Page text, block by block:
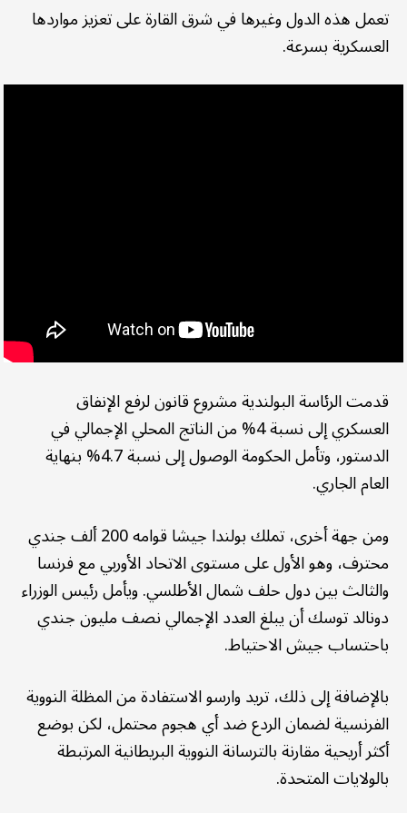
تعمل هذه الدول وغيرها في شرق القارة على تعزيز مواردها
العسكرية بسرعة.
قدمت الرئاسة البولندية مشروع قانون لرفع الإنفاق
العسكري إلى نسبة 4% من الناتج المحلي الإجمالي في
الدستور، وتأمل الحكومة الوصول إلى نسبة 4.7% بنهاية
العام الجاري.
ومن جهة أخرى، تملك بولندا جيشا قوامه 200 ألف جندي
محترف، وهو الأول على مستوى الاتحاد الأوربي مع فرنسا
والثالث بين دول حلف شمال الأطلسي. ويأمل رئيس الوزراء
دونالد توسك أن يبلغ العدد الإجمالي نصف مليون جندي
باحتساب جيش الاحتياط.
بالإضافة إلى ذلك، تريد وارسو الاستفادة من المظلة النووية
الفرنسية لضمان الردع ضد أي هجوم محتمل، لكن بوضع
أكثر أريحية مقارنة بالترسانة النووية البريطانية المرتبطة
بالولايات المتحدة.